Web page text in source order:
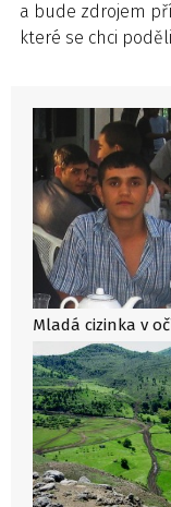
a bude zdrojem
které se chci